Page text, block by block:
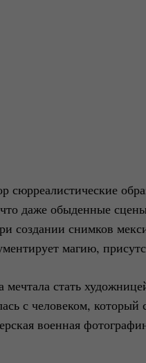
сюрреалистические
даже обыденные
создании снимков
магию,
мечтала стать
с человеком,
военная